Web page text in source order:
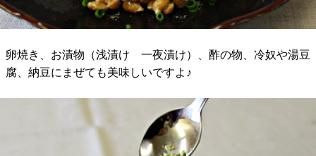
卵焼き、お漬物（浅漬け 一夜漬け）、酢の物、冷奴や湯豆
腐、納豆にまぜても美味しいですよ♪